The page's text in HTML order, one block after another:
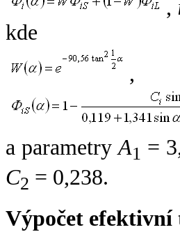
,
kde
,
a parametryA1 =
C2 = 0,238.
Výpočet